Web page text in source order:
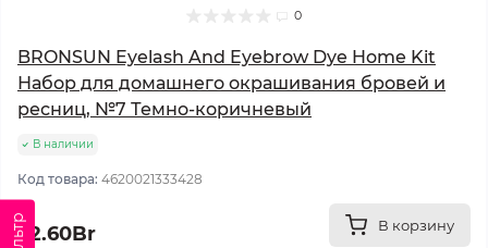
0
BRONSUN Eyelash And Eyebrow Dye Home Kit
Набор для домашнего окрашивания бровей и
ресниц, №7 Темно-коричневый
В наличии
Код товара: 4620021333428
22.60Br В корзину